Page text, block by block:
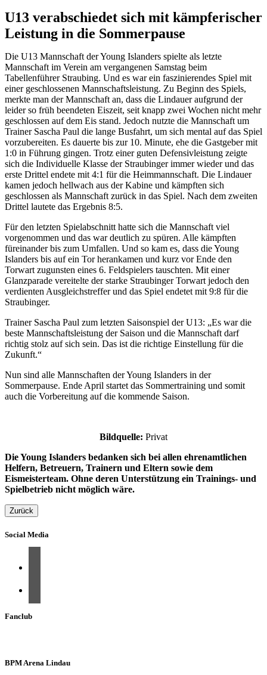
U13 verabschiedet sich mit kämpferischer
Leistung in die Sommerpause
Die U13 Mannschaft der Young Islanders spielte als letzte
Mannschaft im Verein am vergangenen Samstag beim
Tabellenführer Straubing. Und es war ein faszinierendes Spiel mit
einer geschlossenen Mannschaftsleistung. Zu Beginn des Spiels,
merkte man der Mannschaft an, dass die Lindauer aufgrund der
leider so früh beendeten Eiszeit, seit knapp zwei Wochen nicht mehr
geschlossen auf dem Eis stand. Jedoch nutzte die Mannschaft um
Trainer Sascha Paul die lange Busfahrt, um sich mental auf das Spiel
vorzubereiten. Es dauerte bis zur 10. Minute, ehe die Gastgeber mit
1:0 in Führung gingen. Trotz einer guten Defensivleistung zeigte
sich die Individuelle Klasse der Straubinger immer wieder und das
erste Drittel endete mit 4:1 für die Heimmannschaft. Die Lindauer
kamen jedoch hellwach aus der Kabine und kämpften sich
geschlossen als Mannschaft zurück in das Spiel. Nach dem zweiten
Drittel lautete das Ergebnis 8:5.
Für den letzten Spielabschnitt hatte sich die Mannschaft viel
vorgenommen und das war deutlich zu spüren. Alle kämpften
füreinander bis zum Umfallen. Und so kam es, dass die Young
Islanders bis auf ein Tor herankamen und kurz vor Ende den
Torwart zugunsten eines 6. Feldspielers tauschten. Mit einer
Glanzparade vereitelte der starke Straubinger Torwart jedoch den
verdienten Ausgleichstreffer und das Spiel endetet mit 9:8 für die
Straubinger.
Trainer Sascha Paul zum letzten Saisonspiel der U13: „Es war die
beste Mannschaftsleistung der Saison und die Mannschaft darf
richtig stolz auf sich sein. Das ist die richtige Einstellung für die
Zukunft.“
Nun sind alle Mannschaften der Young Islanders in der
Sommerpause. Ende April startet das Sommertraining und somit
auch die Vorbereitung auf die kommende Saison.
Bildquelle: Privat
Die Young Islanders bedanken sich bei allen ehrenamtlichen
Helfern, Betreuern, Trainern und Eltern sowie dem
Eismeisterteam. Ohne deren Unterstützung ein Trainings- und
Spielbetrieb nicht möglich wäre.
Zurück
Social Media
Fanclub
BPM Arena Lindau